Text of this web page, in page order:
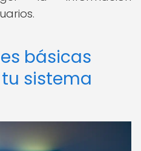
básicas
sistema